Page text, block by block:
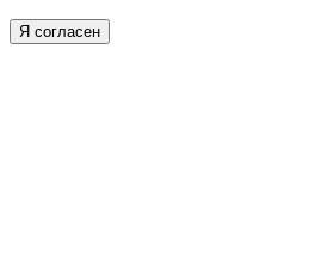
Я согласен